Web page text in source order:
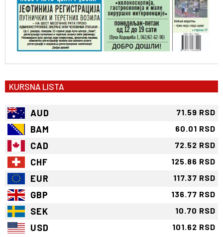
KURSNA LISTA
AUD 71.59 RSD
BAM 60.01 RSD
CAD 72.52 RSD
CHF 125.86 RSD
EUR 117.37 RSD
GBP 136.77 RSD
SEK 10.70 RSD
USD 101.62 RSD